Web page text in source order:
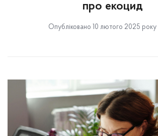
про екоцид
Опубліковано 10 лютого 2025 року